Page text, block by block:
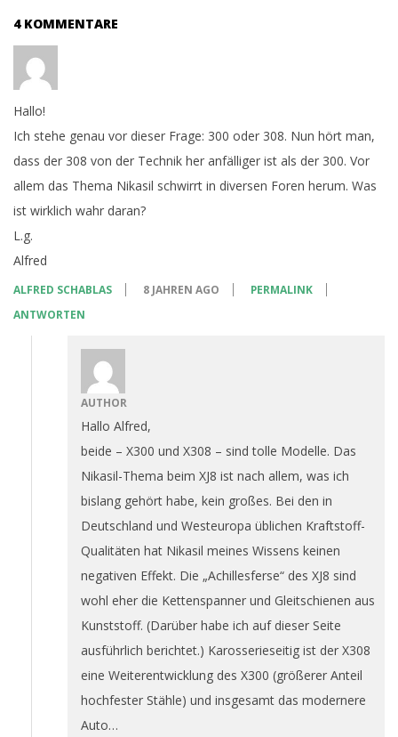
4 KOMMENTARE
Hallo!
Ich stehe genau vor dieser Frage: 300 oder 308. Nun hört man,
dass der 308 von der Technik her anfälliger ist als der 300. Vor
allem das Thema Nikasil schwirrt in diversen Foren herum. Was
ist wirklich wahr daran?
L.g.
Alfred
ALFRED SCHABLAS 8 JAHREN AGO
PERMALINK
ANTWORTEN
AUTHOR
Hallo Alfred,
beide – X300 und X308 – sind tolle Modelle. Das
Nikasil-Thema beim XJ8 ist nach allem, was ich
bislang gehört habe, kein großes. Bei den in
Deutschland und Westeuropa üblichen Kraftstoff-
Qualitäten hat Nikasil meines Wissens keinen
negativen Effekt. Die „Achillesferse“ des XJ8 sind
wohl eher die Kettenspanner und Gleitschienen aus
Kunststoff. (Darüber habe ich auf dieser Seite
ausführlich berichtet.) Karosserieseitig ist der X308
eine Weiterentwicklung des X300 (größerer Anteil
hochfester Stähle) und insgesamt das modernere
Auto…